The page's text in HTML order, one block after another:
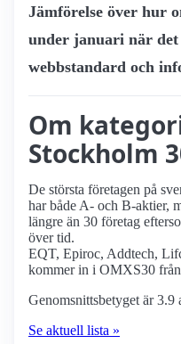
Jämförelse över hur
under januari när
webbstandard och
Om
Stockholm
De största företagen på
har både A- och B-aktier,
längre än 30 företag
över tid.
EQT, Epiroc, Addtech,
kommer in i OMXS30
Genomsnittsbetyget är 3.9
Se aktuell lista »